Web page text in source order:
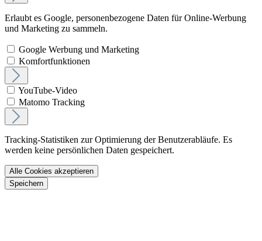
Erlaubt es Google, personenbezogene Daten für Online-Werbung
und Marketing zu sammeln.
Google Werbung und Marketing
Komfortfunktionen
YouTube-Video
Matomo Tracking
Tracking-Statistiken zur Optimierung der Benutzerabläufe. Es
werden keine persönlichen Daten gespeichert.
Alle Cookies akzeptieren
Speichern